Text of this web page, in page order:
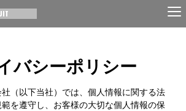
バシーポリシー
（以下当社）では、個人情報に関する法
を遵守し、お客様の大切な個人情報の保